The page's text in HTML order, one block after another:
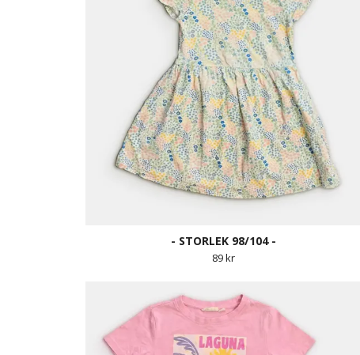
- STORLEK 98/104 -
89 kr